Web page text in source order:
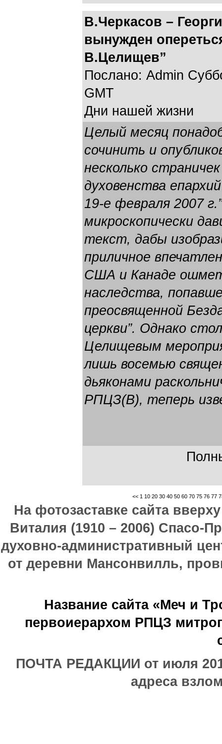
В.Черкасов –
вынужден
В.Целищев”
Послано: Admin
GMT
Дни нашей жизни
Целый месяц
сочинить и
несколько
духовенства
19-е февраля 2007
микроскопически
текст, дабы
приличное
США и Канаде
наследства,
преосвященной
церкви”. Однако
Целищевым
лишь восемью
дьяконами
РПЦЗ(В), теперь
<< 1 10 20 30 40 50 60 70 75 76 77
На фотозаставке сайта
Виталия (1910 – 2006) Спасо-
духовно-административный
от деревни Мансонвилль,
Название сайта «Меч и
первоиерархом РПЦЗ
ПОЧТА РЕДАКЦИИ от июля
адреса